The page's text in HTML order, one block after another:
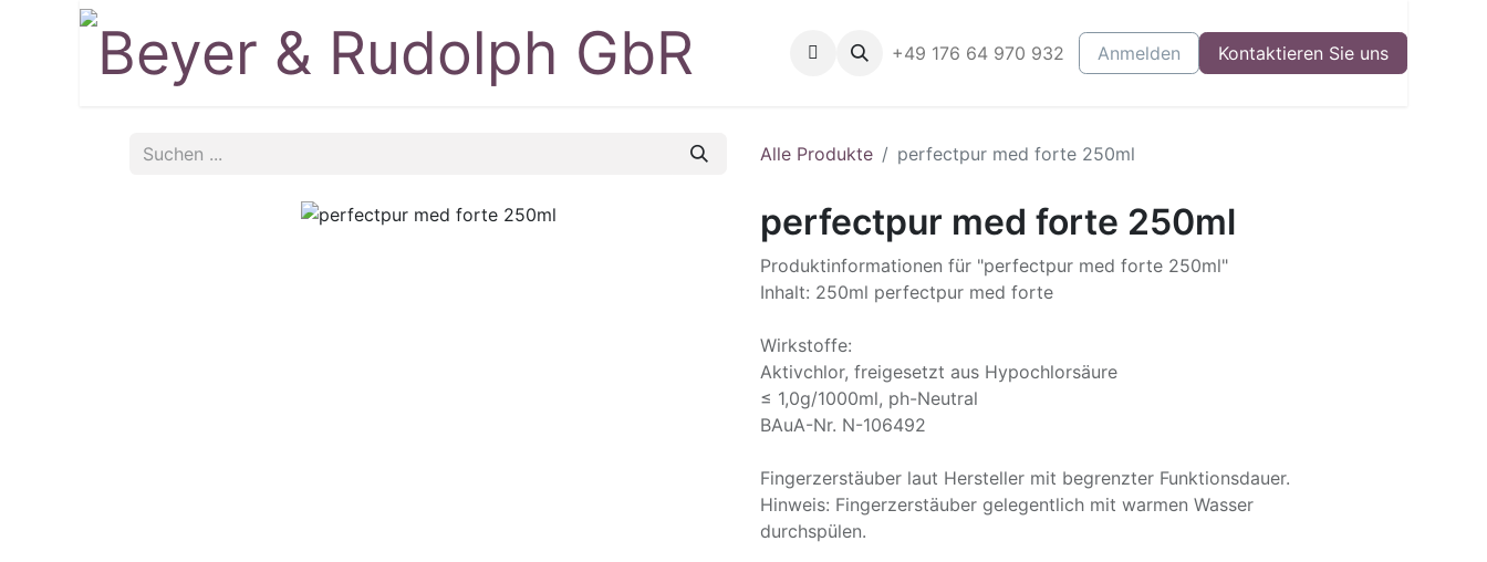
Shop Geräte Blog Events Starte Dein Business
+49 176 64 970 932 Anmelden Kontaktieren Sie uns
Alle Produkte perfectpur med forte 250ml
perfectpur med forte 250ml
Produktinformationen für "perfectpur med forte 250ml"
Inhalt: 250ml perfectpur med forte
Wirkstoffe:
Aktivchlor, freigesetzt aus Hypochlorsäure
≤ 1,0g/1000ml, ph-Neutral
BAuA-Nr. N-106492
Fingerzerstäuber laut Hersteller mit begrenzter Funktionsdauer.
Hinweis: Fingerzerstäuber gelegentlich mit warmen Wasser
durchspülen.